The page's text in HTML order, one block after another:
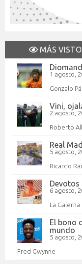
MÁS
1 agosto,
Gonzalo
Vini,
2 agosto,
Roberto
Real
5 agosto,
Ricardo
Devotos
6 agosto,
La Galerna
El bono
mundo
5 agosto,
Fred Gwynne